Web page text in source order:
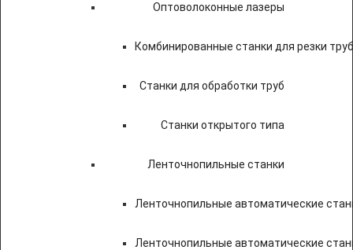
Оптоволоконные лазеры
Комбинированные станки для резки
Станки для обработки труб
Станки открытого типа
Ленточнопильные станки
Ленточнопильные автоматические
Ленточнопильные автоматические